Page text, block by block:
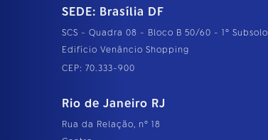
SEDE: Brasília DF
SCS - Quadra 08 - Bloco B 50/60 - 1º Subsolo
Edifício Venâncio Shopping
CEP: 70.333-900
Rio de Janeiro RJ
Rua da Relação, nº 18